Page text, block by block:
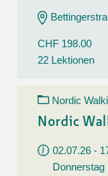
CHF 198.00
22 Lektionen
Nordic
Nordic
02.07.26 -
Donnerstag